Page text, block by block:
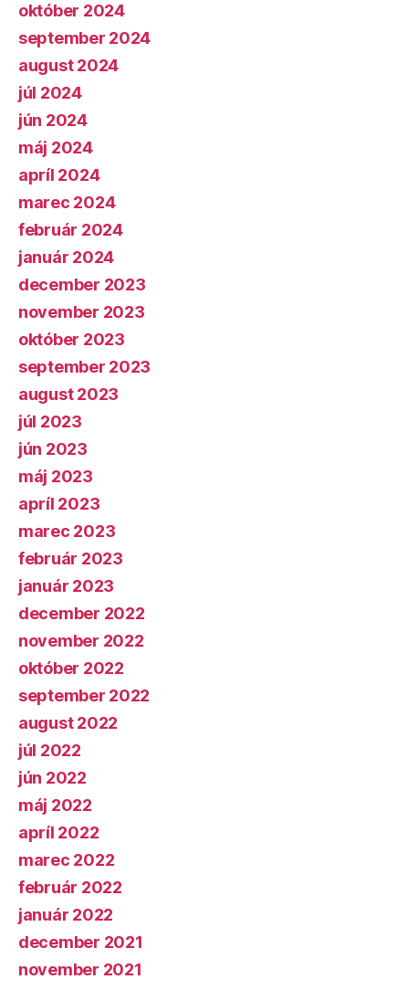
október 2024
september 2024
august 2024
júl 2024
jún 2024
máj 2024
apríl 2024
marec 2024
február 2024
január 2024
december 2023
november 2023
október 2023
september 2023
august 2023
júl 2023
jún 2023
máj 2023
apríl 2023
marec 2023
február 2023
január 2023
december 2022
november 2022
október 2022
september 2022
august 2022
júl 2022
jún 2022
máj 2022
apríl 2022
marec 2022
február 2022
január 2022
december 2021
november 2021